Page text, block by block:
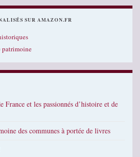
SUR AMAZON.FR
patrimoine
France et les passionnés d’histoire et de
des communes à portée de livres